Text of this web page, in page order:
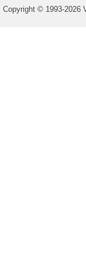
Copyright © 1993-2026